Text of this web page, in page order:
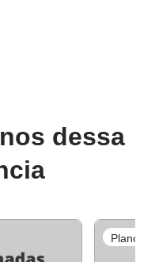
em sequência.
dessa
Plano 3